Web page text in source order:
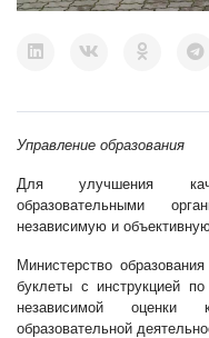
Управление образования
Для улучшения
образовательными
независимую и
Министерство
буклеты с инструкцией
независимой оценки
образовательной